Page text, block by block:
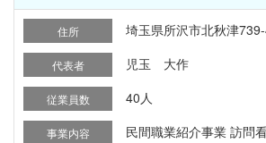
住所 埼玉県所沢市北秋津
代表者 児玉 大作
従業員数 40人
事業内容
民間職業紹介事業 訪問